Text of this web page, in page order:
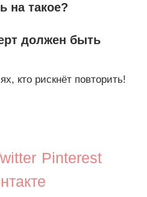
на такое?
должен быть
кто рискнёт повторить!
Pinterest